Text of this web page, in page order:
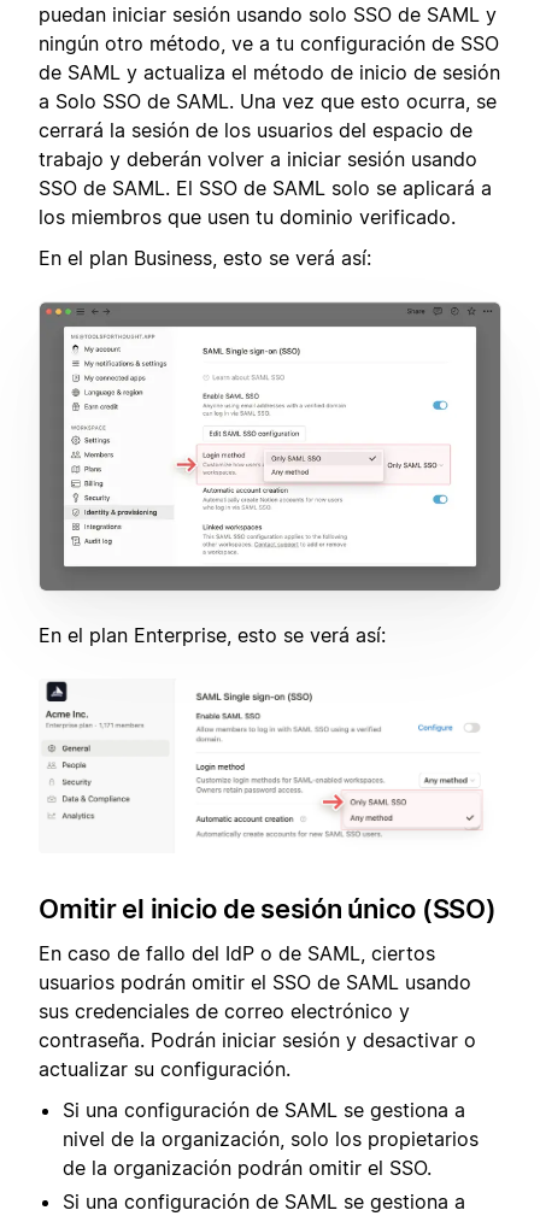
puedan iniciar sesión usando solo SSO de SAML y
ningún otro método, ve a tu configuración de SSO
de SAML y actualiza el método de inicio de sesión
a Solo SSO de SAML. Una vez que esto ocurra, se
cerrará la sesión de los usuarios del espacio de
trabajo y deberán volver a iniciar sesión usando
SSO de SAML. El SSO de SAML solo se aplicará a
los miembros que usen tu dominio verificado.
En el plan Business, esto se verá así:
En el plan Enterprise, esto se verá así:
Omitir el inicio de sesión único (SSO)
En caso de fallo del IdP o de SAML, ciertos
usuarios podrán omitir el SSO de SAML usando
sus credenciales de correo electrónico y
contraseña. Podrán iniciar sesión y desactivar o
actualizar su configuración.
Si una configuración de SAML se gestiona a
nivel de la organización, solo los propietarios
de la organización podrán omitir el SSO.
Si una configuración de SAML se gestiona a